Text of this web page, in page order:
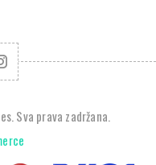
Sva prava zadržana.